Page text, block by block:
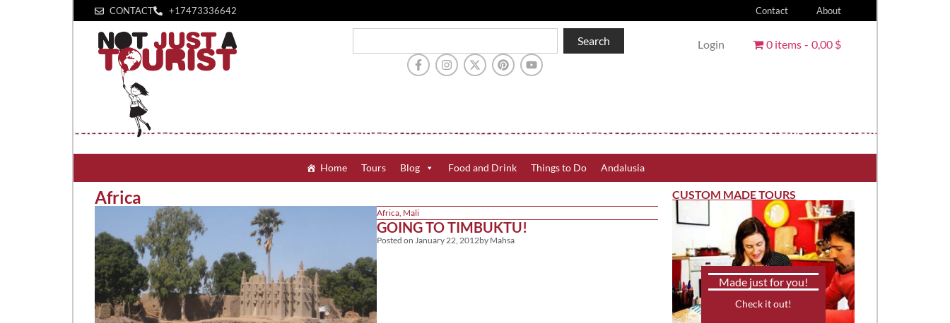
CONTACT +1‪7473336642‬ Contact About
Search Login 0 items 0,00 $
Home Tours Blog Food and Drink Things to Do Andalusia
Africa
Africa, Mali
GOING TO TIMBUKTU!
Posted on January 22, 2012byMahsa
CUSTOM MADE TOURS
Made just for you!
Check it out!